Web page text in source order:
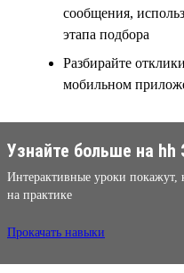
сообщения,
этапа подбора
Разбирайте
мобильном
Узнайте больше на hh
Интерактивные уроки покажут,
на практике
Прокачать навыки